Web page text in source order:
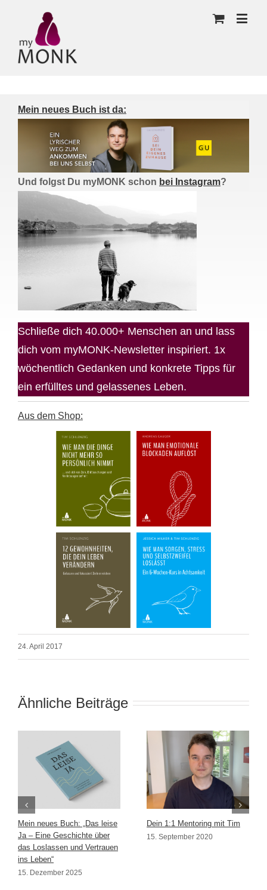
Mein neues Buch ist da:
Und folgst Du myMONK schon bei Instagram?
Schließe dich 40.000+ Menschen an und lass
dich vom myMONK-Newsletter inspiriert. 1x
wöchentlich Gedanken und konkrete Tipps für
ein erfülltes und gelassenes Leben.
Aus dem Shop:
24. April 2017
Ähnliche Beiträge
Mein neues Buch: „Das leise
Ja – Eine Geschichte über
das Loslassen und Vertrauen
ins Leben“
15. Dezember 2025
Dein 1:1 Mentoring mit Tim
15. September 2020